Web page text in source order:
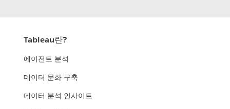
Tableau란?
에이전트 분석
데이터 문화 구축
데이터 분석 인사이트